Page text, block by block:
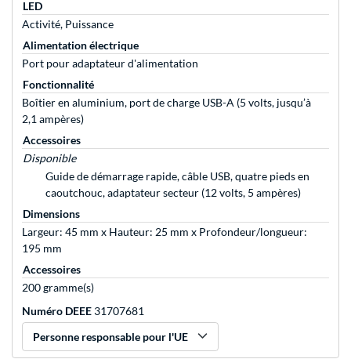
LED
Activité, Puissance
Alimentation électrique
Port pour adaptateur d'alimentation
Fonctionnalité
Boîtier en aluminium, port de charge USB-A (5 volts, jusqu’à
2,1 ampères)
Accessoires
Disponible
Guide de démarrage rapide, câble USB, quatre pieds en
caoutchouc, adaptateur secteur (12 volts, 5 ampères)
Dimensions
Largeur: 45 mm x Hauteur: 25 mm x Profondeur/longueur:
195 mm
Accessoires
200 gramme(s)
Numéro DEEE 31707681
Personne responsable pour l'UE